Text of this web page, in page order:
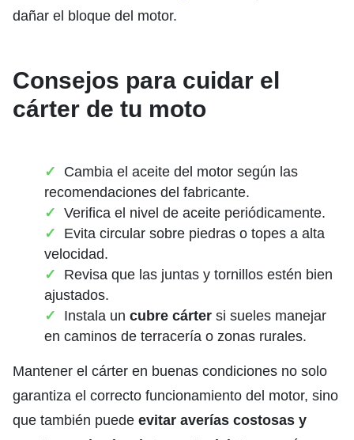
dañar el bloque del motor.
Consejos para cuidar el
cárter de tu moto
Cambia el aceite del motor según las
recomendaciones del fabricante.
Verifica el nivel de aceite periódicamente.
Evita circular sobre piedras o topes a alta
velocidad.
Revisa que las juntas y tornillos estén bien
ajustados.
Instala un cubre cárter si sueles manejar
en caminos de terracería o zonas rurales.
Mantener el cárter en buenas condiciones no solo
garantiza el correcto funcionamiento del motor, sino
que también puede evitar averías costosas y